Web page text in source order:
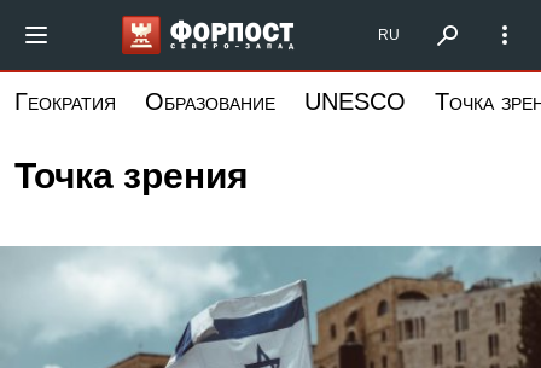
основному
Форпост Северо-Запад
RU
Геократия Образование UNESCO Точка
Точка зрения